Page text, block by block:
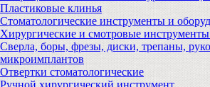
Пластиковые клинья
Стоматологические инструменты и
Хирургические и смотровые инструменты
Сверла, боры, фрезы, диски, трепаны,
микроимплантов
Отвертки стоматологические